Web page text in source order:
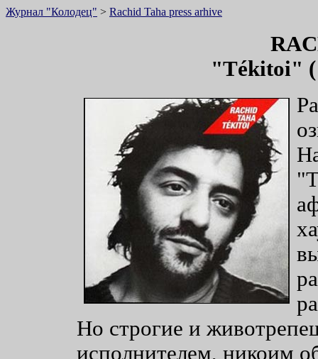
Журнал "Колодец" > Rachid Taha press arhive
"Tékitoi"
Но строгие и
исполнителем, никоим